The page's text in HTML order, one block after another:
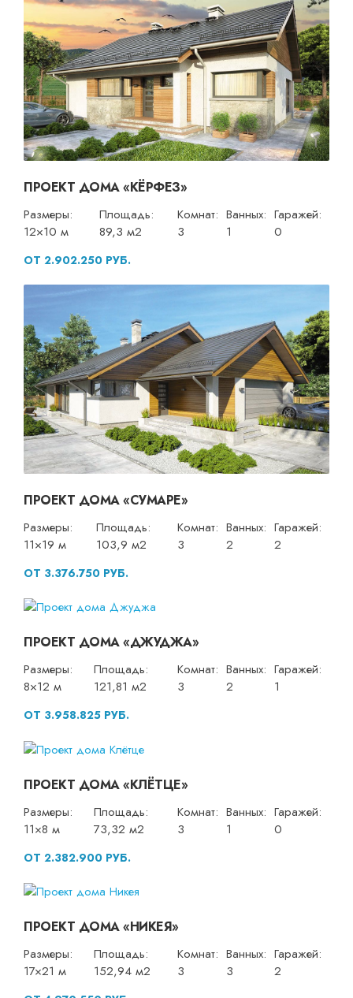
ПРОЕКТ ДОМА «КЁРФЕЗ»
Размеры:
12×10 м
Площадь:
89,3 м2
Комнат:
3
Ванных:
1
Гаражей:
0
ОТ 2.902.250 РУБ.
ПРОЕКТ ДОМА «СУМАРЕ»
Размеры:
11×19 м
Площадь:
103,9 м2
Комнат:
3
Ванных:
2
Гаражей:
2
ОТ 3.376.750 РУБ.
ПРОЕКТ ДОМА «ДЖУДЖА»
Размеры:
8×12 м
Площадь:
121,81 м2
Комнат:
3
Ванных:
2
Гаражей:
1
ОТ 3.958.825 РУБ.
ПРОЕКТ ДОМА «КЛЁТЦЕ»
Размеры:
11×8 м
Площадь:
73,32 м2
Комнат:
3
Ванных:
1
Гаражей:
0
ОТ 2.382.900 РУБ.
ПРОЕКТ ДОМА «НИКЕЯ»
Размеры:
17×21 м
Площадь:
152,94 м2
Комнат:
3
Ванных:
3
Гаражей:
2